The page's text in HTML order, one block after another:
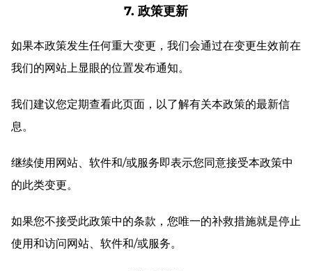
7. 政策更新
如果本政策发生任何重大变更，我们会通过在变更生效前在
我们的网站上显眼的位置发布通知。
我们建议您定期查看此页面，以了解有关本政策的最新信
息。
继续使用网站、软件和/或服务即表示您同意接受本政策中
的此类变更。
如果您不接受此政策中的条款，您唯一的补救措施就是停止
使用和访问网站、软件和/或服务。